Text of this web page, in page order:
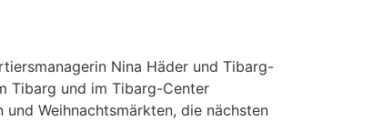
Nina Häder und Tibarg-
Tibarg und im Tibarg-Center
Weihnachtsmärkten, die nächsten